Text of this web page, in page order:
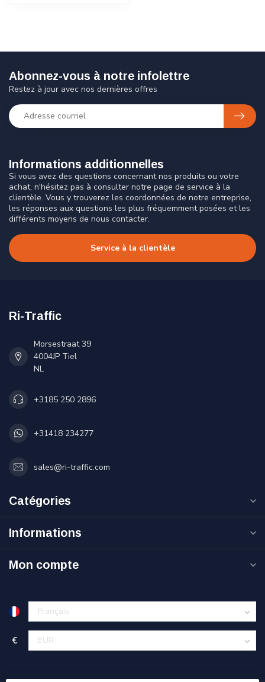
Informations additionnelles
Si vous avez des questions concernant nos produits ou votre
achat, n'hésitez pas à consulter notre page de service à la
clientèle. Vous y trouverez les coordonnées de notre entreprise,
les réponses aux questions les plus fréquemment posées et les
différents moyens de nous contacter.
Service à la clientèle
Abonnez-vous à notre infolettre
Restez à jour avec nos dernières offres
Ri-Traffic
Morsestraat 39
4004JP Tiel
NL
+3185 250 2896
+31418 234277
sales@ri-traffic.com
Catégories
Informations
Mon compte
€